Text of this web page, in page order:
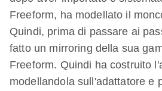
Freeform, ha modellato il
Quindi, prima di passare ai
fatto un mirroring della sua
Freeform. Quindi ha costruito
modellandola sull'adattatore e